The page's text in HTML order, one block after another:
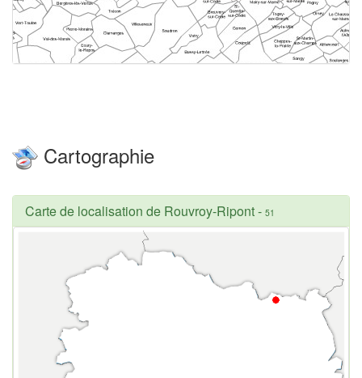
Cartographie
Carte de localisation de Rouvroy-Ripont- 51